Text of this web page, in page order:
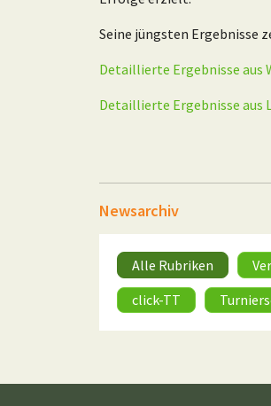
Seine jüngsten Ergebnisse
Detaillierte Ergebnisse aus
Detaillierte Ergebnisse aus
Newsarchiv
Alle Rubriken
click-TT